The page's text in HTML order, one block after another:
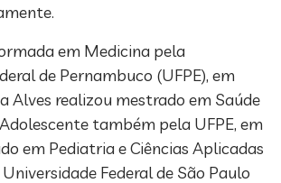
em Medicina pela
de Pernambuco (UFPE), em
Alves realizou mestrado em Saúde
também pela UFPE, em
em Pediatria e Ciências Aplicadas
Federal de São Paulo